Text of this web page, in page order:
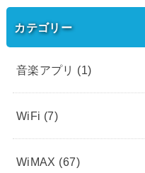
カテゴリー
音楽アプリ (1)
WiFi (7)
WiMAX (67)